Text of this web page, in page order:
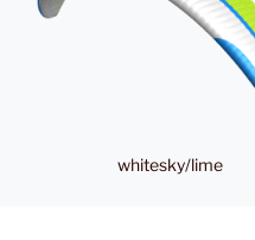
whitesky/lime